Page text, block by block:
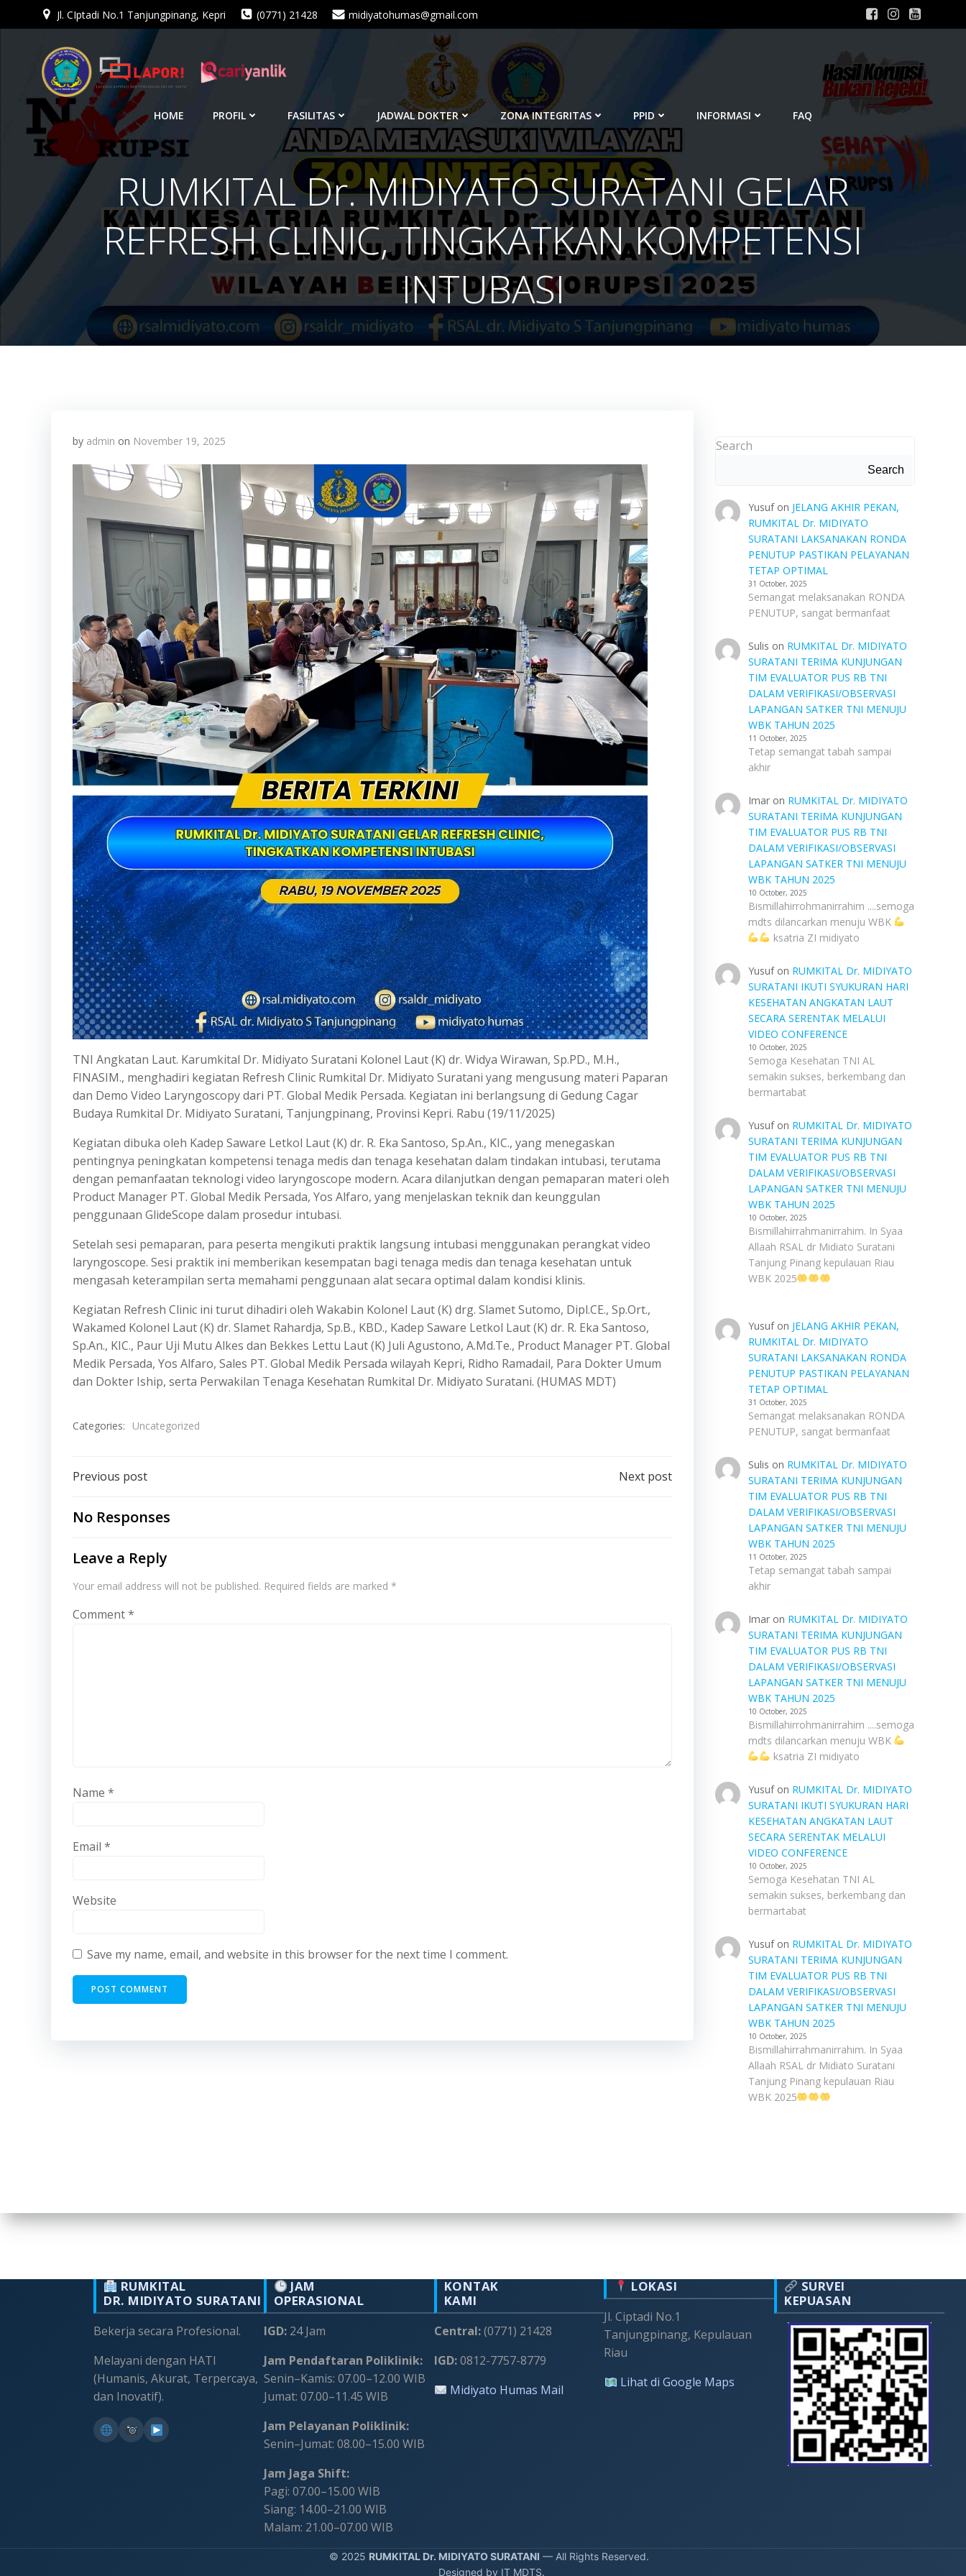
Jl. CIptadi No.1 Tanjungpinang, Kepri (0771) 21428 midiyatohumas@gmail.com
HOME PROFIL FASILITAS JADWAL DOKTER ZONA INTEGRITAS PPID INFORMASI FAQ
RUMKITAL Dr. MIDIYATO SURATANI GELAR
REFRESH CLINIC, TINGKATKAN KOMPETENSI
INTUBASI
by admin on November 19, 2025
TNI Angkatan Laut. Karumkital Dr. Midiyato Suratani Kolonel Laut (K) dr. Widya Wirawan, Sp.PD., M.H.,
FINASIM., menghadiri kegiatan Refresh Clinic Rumkital Dr. Midiyato Suratani yang mengusung materi Paparan
dan Demo Video Laryngoscopy dari PT. Global Medik Persada. Kegiatan ini berlangsung di Gedung Cagar
Budaya Rumkital Dr. Midiyato Suratani, Tanjungpinang, Provinsi Kepri. Rabu (19/11/2025)
Kegiatan dibuka oleh Kadep Saware Letkol Laut (K) dr. R. Eka Santoso, Sp.An., KIC., yang menegaskan
pentingnya peningkatan kompetensi tenaga medis dan tenaga kesehatan dalam tindakan intubasi, terutama
dengan pemanfaatan teknologi video laryngoscope modern. Acara dilanjutkan dengan pemaparan materi oleh
Product Manager PT. Global Medik Persada, Yos Alfaro, yang menjelaskan teknik dan keunggulan
penggunaan GlideScope dalam prosedur intubasi.
Setelah sesi pemaparan, para peserta mengikuti praktik langsung intubasi menggunakan perangkat video
laryngoscope. Sesi praktik ini memberikan kesempatan bagi tenaga medis dan tenaga kesehatan untuk
mengasah keterampilan serta memahami penggunaan alat secara optimal dalam kondisi klinis.
Kegiatan Refresh Clinic ini turut dihadiri oleh Wakabin Kolonel Laut (K) drg. Slamet Sutomo, Dipl.CE., Sp.Ort.,
Wakamed Kolonel Laut (K) dr. Slamet Rahardja, Sp.B., KBD., Kadep Saware Letkol Laut (K) dr. R. Eka Santoso,
Sp.An., KIC., Paur Uji Mutu Alkes dan Bekkes Lettu Laut (K) Juli Agustono, A.Md.Te., Product Manager PT. Global
Medik Persada, Yos Alfaro, Sales PT. Global Medik Persada wilayah Kepri, Ridho Ramadail, Para Dokter Umum
dan Dokter Iship, serta Perwakilan Tenaga Kesehatan Rumkital Dr. Midiyato Suratani. (HUMAS MDT)
Categories: Uncategorized
Post
navigation
Previous post Next post
No Responses
Leave a Reply
Your email address will not be published. Required fields are marked *
Comment*
Name *
Email *
Website
Save my name, email, and website in this browser for the next time I comment.
Search
Search
Yusufon JELANG AKHIR PEKAN,
RUMKITAL Dr. MIDIYATO
SURATANI LAKSANAKAN RONDA
PENUTUP PASTIKAN PELAYANAN
TETAP OPTIMAL
31 October, 2025
Semangat melaksanakan RONDA
PENUTUP, sangat bermanfaat
Sulis on RUMKITAL Dr. MIDIYATO
SURATANI TERIMA KUNJUNGAN
TIM EVALUATOR PUS RB TNI
DALAM VERIFIKASI/OBSERVASI
LAPANGAN SATKER TNI MENUJU
WBK TAHUN 2025
11 October, 2025
Tetap semangat tabah sampai
akhir
Imaron RUMKITAL Dr. MIDIYATO
SURATANI TERIMA KUNJUNGAN
TIM EVALUATOR PUS RB TNI
DALAM VERIFIKASI/OBSERVASI
LAPANGAN SATKER TNI MENUJU
WBK TAHUN 2025
10 October, 2025
Bismillahirrohmanirrahim ....semoga
mdts dilancarkan menuju WBK
ksatria ZI midiyato
Yusufon RUMKITAL Dr. MIDIYATO
SURATANI IKUTI SYUKURAN HARI
KESEHATAN ANGKATAN LAUT
SECARA SERENTAK MELALUI
VIDEO CONFERENCE
10 October, 2025
Semoga Kesehatan TNI AL
semakin sukses, berkembang dan
bermartabat
Yusufon RUMKITAL Dr. MIDIYATO
SURATANI TERIMA KUNJUNGAN
TIM EVALUATOR PUS RB TNI
DALAM VERIFIKASI/OBSERVASI
LAPANGAN SATKER TNI MENUJU
WBK TAHUN 2025
10 October, 2025
Bismillahirrahmanirrahim. In Syaa
Allaah RSAL dr Midiato Suratani
Tanjung Pinang kepulauan Riau
WBK 2025
Yusufon JELANG AKHIR PEKAN,
RUMKITAL Dr. MIDIYATO
SURATANI LAKSANAKAN RONDA
PENUTUP PASTIKAN PELAYANAN
TETAP OPTIMAL
31 October, 2025
Semangat melaksanakan RONDA
PENUTUP, sangat bermanfaat
Sulis on RUMKITAL Dr. MIDIYATO
SURATANI TERIMA KUNJUNGAN
TIM EVALUATOR PUS RB TNI
DALAM VERIFIKASI/OBSERVASI
LAPANGAN SATKER TNI MENUJU
WBK TAHUN 2025
11 October, 2025
Tetap semangat tabah sampai
akhir
Imaron RUMKITAL Dr. MIDIYATO
SURATANI TERIMA KUNJUNGAN
TIM EVALUATOR PUS RB TNI
DALAM VERIFIKASI/OBSERVASI
LAPANGAN SATKER TNI MENUJU
WBK TAHUN 2025
10 October, 2025
Bismillahirrohmanirrahim ....semoga
mdts dilancarkan menuju WBK
ksatria ZI midiyato
Yusufon RUMKITAL Dr. MIDIYATO
SURATANI IKUTI SYUKURAN HARI
KESEHATAN ANGKATAN LAUT
SECARA SERENTAK MELALUI
VIDEO CONFERENCE
10 October, 2025
Semoga Kesehatan TNI AL
semakin sukses, berkembang dan
bermartabat
Yusufon RUMKITAL Dr. MIDIYATO
SURATANI TERIMA KUNJUNGAN
TIM EVALUATOR PUS RB TNI
DALAM VERIFIKASI/OBSERVASI
LAPANGAN SATKER TNI MENUJU
WBK TAHUN 2025
10 October, 2025
Bismillahirrahmanirrahim. In Syaa
Allaah RSAL dr Midiato Suratani
Tanjung Pinang kepulauan Riau
WBK 2025
RUMKITAL
DR. MIDIYATO SURATANI
Bekerja secara Profesional.
Melayani dengan HATI
(Humanis, Akurat, Terpercaya,
dan Inovatif).
JAM
OPERASIONAL
IGD:24 Jam
Jam Pendaftaran Poliklinik:
Senin–Kamis: 07.00–12.00 WIB
Jumat: 07.00–11.45 WIB
Jam Pelayanan Poliklinik:
Senin–Jumat: 08.00–15.00 WIB
Jam Jaga Shift:
Pagi: 07.00–15.00 WIB
Siang: 14.00–21.00 WIB
Malam: 21.00–07.00 WIB
KONTAK
KAMI
Central:(0771) 21428
IGD:0812-7757-8779
Midiyato Humas Mail
LOKASI
Jl. Ciptadi No.1
Tanjungpinang, Kepulauan
Riau
Lihat di Google Maps
SURVEI
KEPUASAN
© 2025 RUMKITAL Dr. MIDIYATO SURATANI — All Rights Reserved.
Designed by IT MDTS.